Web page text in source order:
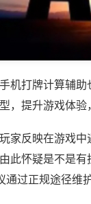
机打牌计算辅
，提升游戏体验
家反映在游戏
此怀疑是不是
过正规途径维